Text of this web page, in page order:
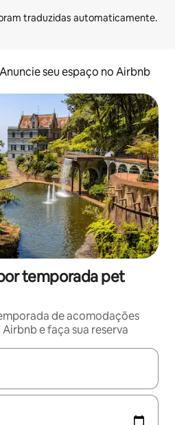
Anuncie seu espaço no Airbnb
temporada pet
de acomodações
e faça sua reserva
disponíveis, explore-os